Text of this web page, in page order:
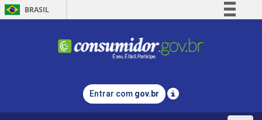
BRASIL
Comunica BR
Legislação
Entrar com gov.br